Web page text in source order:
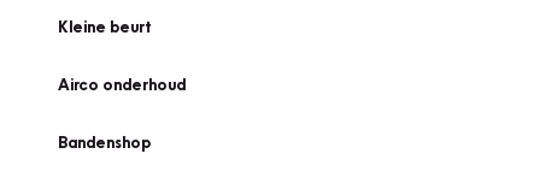
Kleine beurt
Airco onderhoud
Bandenshop